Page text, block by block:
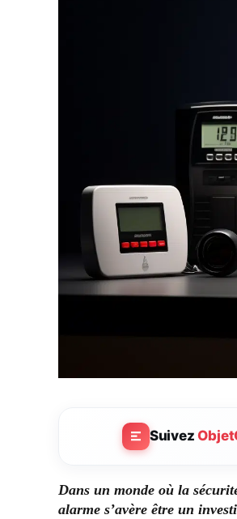
Suivez
Dans un monde où la
alarme s’avère être un